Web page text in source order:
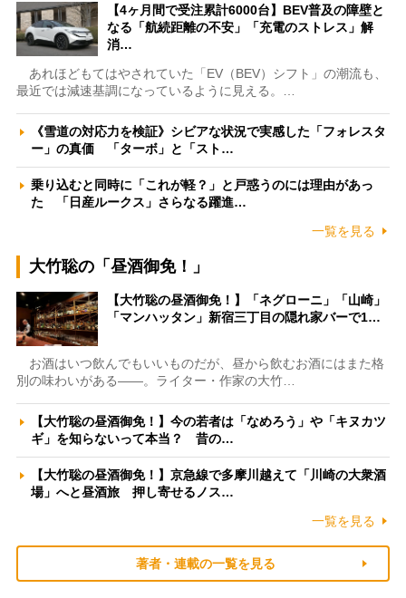
【4ヶ月間で受注累計6000台】BEV普及の障壁と
なる「航続距離の不安」「充電のストレス」解
消…
あれほどもてはやされていた「EV（BEV）シフト」の潮流も、
最近では減速基調になっているように見える。…
《雪道の対応力を検証》シビアな状況で実感した「フォレスタ
ー」の真価 「ターボ」と「スト…
乗り込むと同時に「これが軽？」と戸惑うのには理由があっ
た 「日産ルークス」さらなる躍進…
一覧を見る
大竹聡の「昼酒御免！」
【大竹聡の昼酒御免！】「ネグローニ」「山崎」
「マンハッタン」新宿三丁目の隠れ家バーで1…
お酒はいつ飲んでもいいものだが、昼から飲むお酒にはまた格
別の味わいがある――。ライター・作家の大竹…
【大竹聡の昼酒御免！】今の若者は「なめろう」や「キヌカツ
ギ」を知らないって本当？ 昔の…
【大竹聡の昼酒御免！】京急線で多摩川越えて「川崎の大衆酒
場」へと昼酒旅 押し寄せるノス…
一覧を見る
著者・連載の一覧を見る